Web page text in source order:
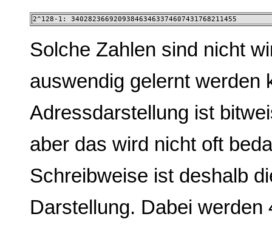
2^128-1: 340282366920938463463374607431768211455
Solche Zahlen sind nicht
auswendig gelernt werden
Adressdarstellung ist
aber das wird nicht oft
Schreibweise ist deshalb
Darstellung. Dabei werden